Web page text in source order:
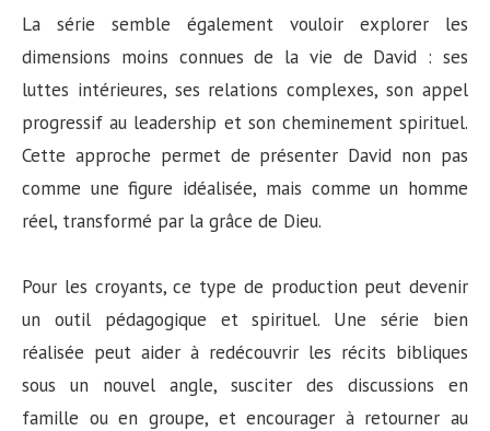
La série semble également vouloir explorer les
dimensions moins connues de la vie de David : ses
luttes intérieures, ses relations complexes, son appel
progressif au leadership et son cheminement spirituel.
Cette approche permet de présenter David non pas
comme une figure idéalisée, mais comme un homme
réel, transformé par la grâce de Dieu.
Pour les croyants, ce type de production peut devenir
un outil pédagogique et spirituel. Une série bien
réalisée peut aider à redécouvrir les récits bibliques
sous un nouvel angle, susciter des discussions en
famille ou en groupe, et encourager à retourner au